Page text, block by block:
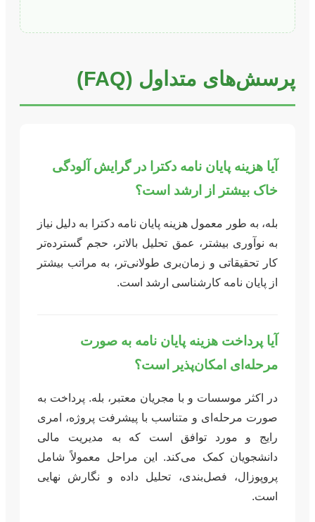
پرسش‌های متداول (FAQ)
آیا هزینه پایان نامه دکترا در گرایش آلودگی
خاک بیشتر از ارشد است؟
بله، به طور معمول هزینه پایان نامه دکترا به دلیل نیاز
به نوآوری بیشتر، عمق تحلیل بالاتر، حجم گسترده‌تر
کار تحقیقاتی و زمان‌بری طولانی‌تر، به مراتب بیشتر
از پایان نامه کارشناسی ارشد است.
آیا پرداخت هزینه پایان نامه به صورت
مرحله‌ای امکان‌پذیر است؟
در اکثر موسسات و با مجریان معتبر، بله. پرداخت به
صورت مرحله‌ای و متناسب با پیشرفت پروژه، امری
رایج و مورد توافق است که به مدیریت مالی
دانشجویان کمک می‌کند. این مراحل معمولاً شامل
پروپوزال، فصل‌بندی، تحلیل داده و نگارش نهایی
است.